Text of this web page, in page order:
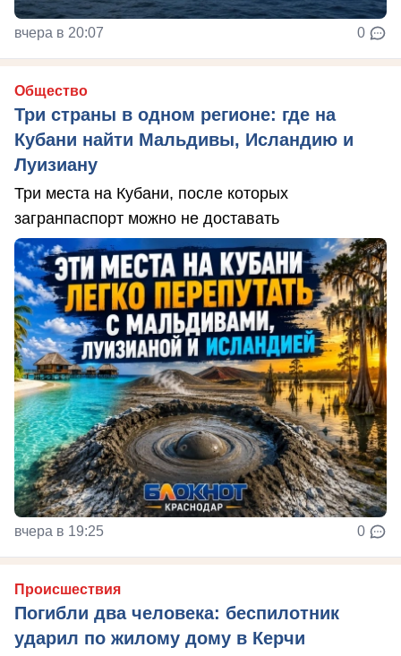
вчера в 20:07 0
Общество
Три страны в одном регионе: где на
Кубани найти Мальдивы, Исландию и
Луизиану
Три места на Кубани, после которых
загранпаспорт можно не доставать
вчера в 19:25 0
Происшествия
Погибли два человека: беспилотник
ударил по жилому дому в Керчи